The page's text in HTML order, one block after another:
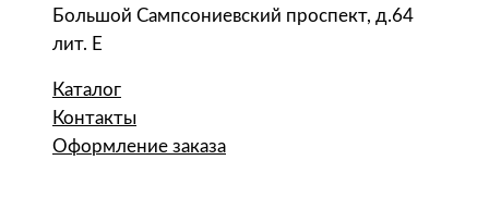
Большой Сампсониевский проспект, д.64
лит. Е
Каталог
Контакты
Оформление заказа